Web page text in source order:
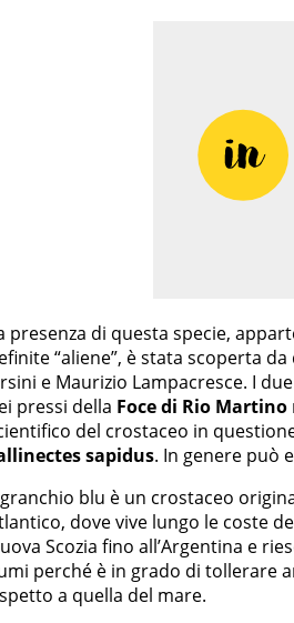
presenza di questa specie,
“aliene”, è stata scoperta
e Maurizio Lampacresce. I
pressi della Foce di Rio Martino
del crostaceo in
sapidus. In genere può
blu è un crostaceo
dove vive lungo le coste
Scozia fino all’Argentina e
perché è in grado di tollerare
a quella del mare.